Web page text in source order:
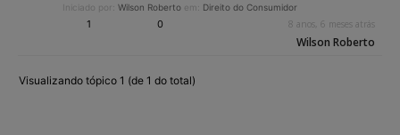
Iniciado por: Wilson Roberto em: Direito do Consumidor
1 0 8 anos, 6 meses atrás
Wilson Roberto
Visualizando tópico 1 (de 1 do total)